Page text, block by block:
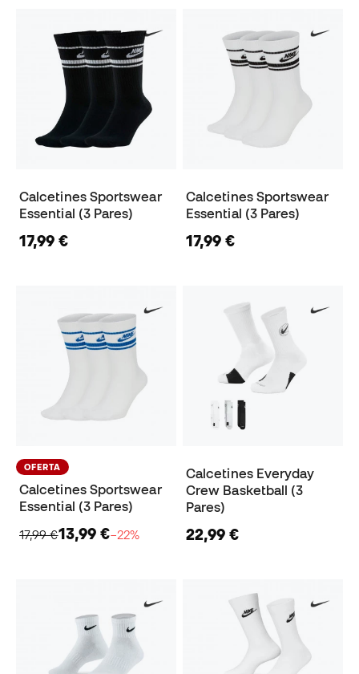
Calcetines Sportswear
Essential (3 Pares)
17,99 €
Calcetines Sportswear
Essential (3 Pares)
17,99 €
OFERTA
Calcetines Sportswear
Essential (3 Pares)
17,99 €13,99 €−22%
Calcetines Everyday
Crew Basketball (3
Pares)
22,99 €